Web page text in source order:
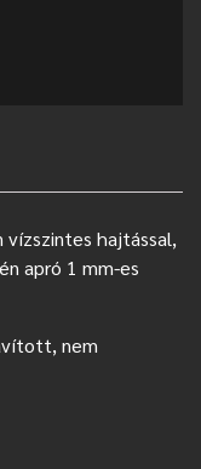
hajtással,
apró 1 mm-es
nem